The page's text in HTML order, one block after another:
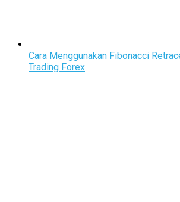
Cara Menggunakan Fibonacci
Trading Forex